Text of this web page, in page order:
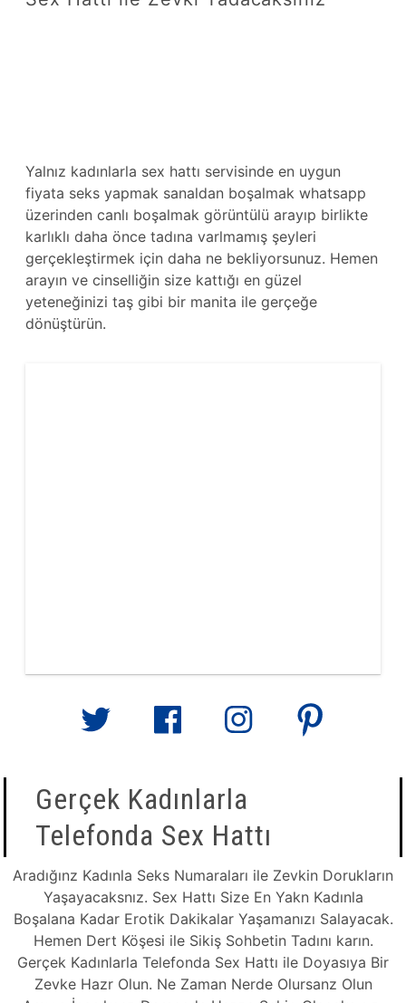
Yalnız kadınlarla sex hattı servisinde en uygun
fiyata seks yapmak sanaldan boşalmak whatsapp
üzerinden canlı boşalmak görüntülü arayıp birlikte
karlıklı daha önce tadına varlmamış şeyleri
gerçekleştirmek için daha ne bekliyorsunuz. Hemen
arayın ve cinselliğin size kattığı en güzel
yeteneğinizi taş gibi bir manita ile gerçeğe
dönüştürün.
Gerçek Kadınlarla
Telefonda Sex Hattı
Aradığınz Kadınla Seks Numaraları ile Zevkin Dorukların
Yaşayacaksnız. Sex Hattı Size En Yakn Kadınla
Boşalana Kadar Erotik Dakikalar Yaşamanızı Salayacak.
Hemen Dert Köşesi ile Sikiş Sohbetin Tadını karın.
Gerçek Kadınlarla Telefonda Sex Hattı ile Doyasıya Bir
Zevke Hazr Olun. Ne Zaman Nerde Olursanz Olun